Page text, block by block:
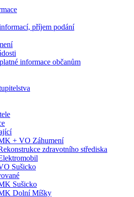
příjem podání
informace občanům
+ VO Záhumení
zdravotního střediska
Sušicko
Sušicko
Dolní Míšky